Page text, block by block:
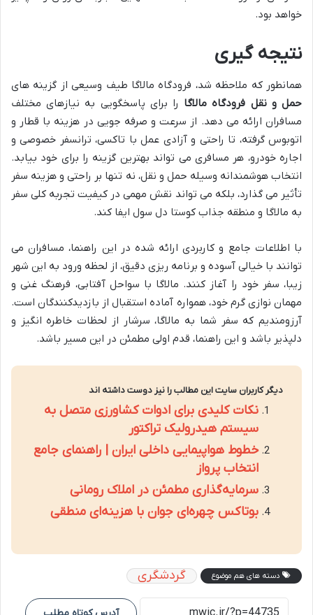
خواهد بود.
نتیجه گیری
همانطور که ملاحظه شد، فرودگاه مالاگا طیف وسیعی از گزینه های
حمل و نقل فرودگاه مالاگا را برای پاسخگویی به نیازهای مختلف
مسافران ارائه می دهد. از سرعت و صرفه جویی در هزینه با قطار و
اتوبوس گرفته، تا راحتی و آزادی عمل با تاکسی، ترانسفر خصوصی و
اجاره خودرو، هر مسافری می تواند بهترین گزینه را برای خود بیابد.
انتخاب هوشمندانه وسیله حمل و نقل، نه تنها بر راحتی و هزینه سفر
تأثیر می گذارد، بلکه می تواند نقش مهمی در کیفیت تجربه کلی سفر
به مالاگا و منطقه جذاب کوستا دل سول ایفا کند.
با اطلاعات جامع و کاربردی ارائه شده در این راهنما، مسافران می
توانند با خیالی آسوده و برنامه ریزی دقیق، از لحظه ورود به این شهر
زیبا، سفر خود را آغاز کنند. مالاگا با سواحل آفتابی، فرهنگ غنی و
مهمان نوازی گرم خود، همواره آماده استقبال از بازدیدکنندگان است.
آرزومندیم که سفر شما به مالاگا، سرشار از لحظات خاطره انگیز و
دلپذیر باشد و این راهنما، قدم اولی مطمئن در این مسیر باشد.
دیگر کاربران سایت این مطالب را نیز دوست داشته اند
نکات کلیدی برای ادوات کشاورزی متصل به
سیستم هیدرولیک تراکتور
خطوط هواپیمایی داخلی ایران | راهنمای جامع
انتخاب پرواز
سرمایه‌گذاری مطمئن در املاک رومانی
بوتاکس چهره‌ای جوان با هزینه‌ای منطقی
دسته های هم موضوع گردشگری